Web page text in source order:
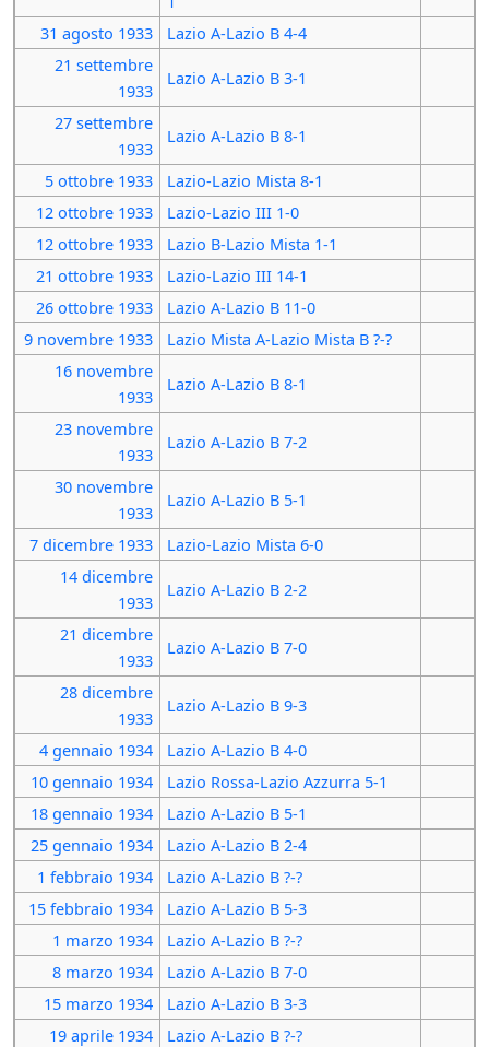
31 agosto 1933
Lazio A-Lazio B 4-4
21 settembre
1933
Lazio A-Lazio B 3-1
27 settembre
1933
Lazio A-Lazio B 8-1
5 ottobre 1933
Lazio-Lazio Mista 8-1
12 ottobre 1933
Lazio-Lazio III 1-0
12 ottobre 1933
Lazio B-Lazio Mista 1-1
21 ottobre 1933
Lazio-Lazio III 14-1
26 ottobre 1933
Lazio A-Lazio B 11-0
9 novembre 1933
Lazio Mista A-Lazio Mista B ?-?
16 novembre
1933
Lazio A-Lazio B 8-1
23 novembre
1933
Lazio A-Lazio B 7-2
30 novembre
1933
Lazio A-Lazio B 5-1
7 dicembre 1933
Lazio-Lazio Mista 6-0
14 dicembre
1933
Lazio A-Lazio B 2-2
21 dicembre
1933
Lazio A-Lazio B 7-0
28 dicembre
1933
Lazio A-Lazio B 9-3
4 gennaio 1934
Lazio A-Lazio B 4-0
10 gennaio 1934
Lazio Rossa-Lazio Azzurra 5-1
18 gennaio 1934
Lazio A-Lazio B 5-1
25 gennaio 1934
Lazio A-Lazio B 2-4
1 febbraio 1934
Lazio A-Lazio B ?-?
15 febbraio 1934
Lazio A-Lazio B 5-3
1 marzo 1934
Lazio A-Lazio B ?-?
8 marzo 1934
Lazio A-Lazio B 7-0
15 marzo 1934
Lazio A-Lazio B 3-3
19 aprile 1934 Lazio A-Lazio B ?-?